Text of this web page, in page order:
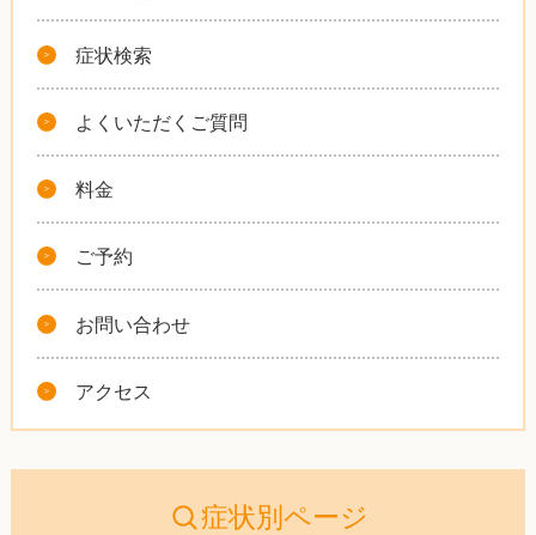
症状検索
よくいただくご質問
料金
ご予約
お問い合わせ
アクセス
症状別ページ